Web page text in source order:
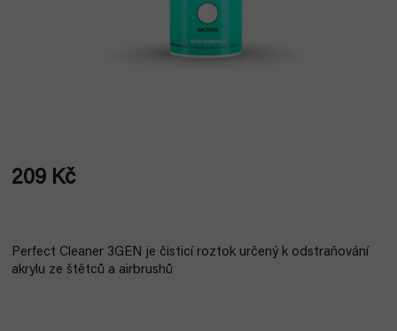
209 Kč
Perfect Cleaner 3GEN je čisticí roztok určený k odstraňování
akrylu ze štětců a airbrushů